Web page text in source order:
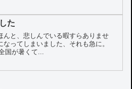
た
んと、悲しんでいる暇すらありませ
なってしまいました、それも急に。
国が暑くて...